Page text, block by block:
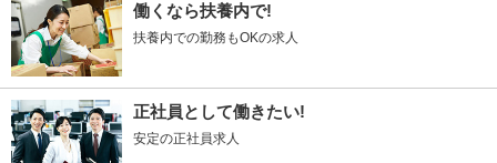
働くなら扶養内で!
扶養内での勤務もOKの求人
正社員として働きたい!
安定の正社員求人